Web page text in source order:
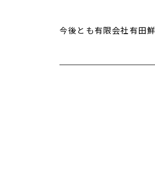
今後とも有限会社有田